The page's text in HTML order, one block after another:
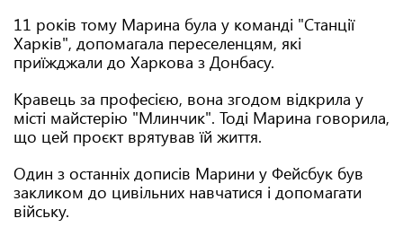
11 років тому Марина була у команді "Станції
Харків", допомагала переселенцям, які
приїжджали до Харкова з Донбасу.
Кравець за професією, вона згодом відкрила у
місті майстерію "Млинчик". Тоді Марина говорила,
що цей проєкт врятував їй життя.
Один з останніх дописів Марини у Фейсбук був
закликом до цивільних навчатися і допомагати
війську.